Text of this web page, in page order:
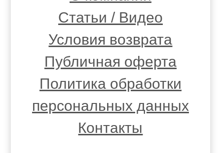
Статьи / Видео
Условия возврата
Публичная оферта
Политика обработки
персональных данных
Контакты